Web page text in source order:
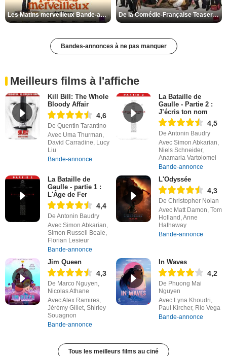
Les Matins merveilleux Bande-annonce VF De la Comédie-Française Teaser VF
Bandes-annonces à ne pas manquer
Meilleurs films à l'affiche
Kill Bill: The Whole
Bloody Affair
4,6
De Quentin Tarantino
Avec Uma Thurman,
David Carradine, Lucy
Liu
Bande-annonce
La Bataille de
Gaulle - Partie 2 :
J’écris ton nom
4,5
De Antonin Baudry
Avec Simon Abkarian,
Niels Schneider,
Anamaria Vartolomei
Bande-annonce
La Bataille de
Gaulle - partie 1 :
L'Âge de Fer
4,4
De Antonin Baudry
Avec Simon Abkarian,
Simon Russell Beale,
Florian Lesieur
Bande-annonce
L'Odyssée
4,3
De Christopher Nolan
Avec Matt Damon, Tom
Holland, Anne
Hathaway
Bande-annonce
Jim Queen
4,3
De Marco Nguyen,
Nicolas Athane
Avec Alex Ramires,
Jérémy Gillet, Shirley
Souagnon
Bande-annonce
In Waves
4,2
De Phuong Mai
Nguyen
Avec Lyna Khoudri,
Paul Kircher, Rio Vega
Bande-annonce
Tous les meilleurs films au ciné